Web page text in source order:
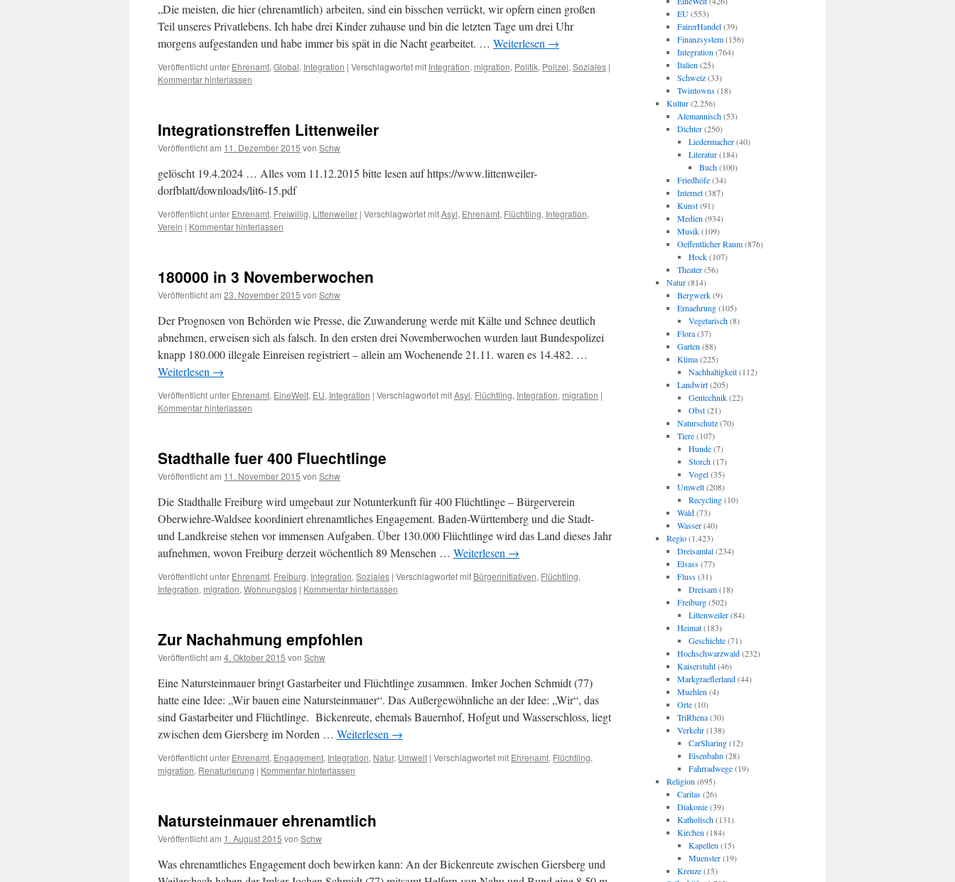
„Die meisten, die hier (ehrenamtlich) arbeiten, sind ein bisschen verrückt, wir opfern einen großen
Teil unseres Privatlebens. Ich habe drei Kinder zuhause und bin die letzten Tage um drei Uhr
morgens aufgestanden und habe immer bis spät in die Nacht gearbeitet. … Weiterlesen →
Veröffentlicht unter Ehrenamt, Global, Integration | Verschlagwortet mit Integration, migration, Politik, Polizei, Soziales |
Kommentar hinterlassen
Integrationstreffen Littenweiler
Veröffentlicht am 11. Dezember 2015 von Schw
gelöscht 19.4.2024 … Alles vom 11.12.2015 bitte lesen auf https://www.littenweiler-
dorfblatt/downloads/lit6-15.pdf
Veröffentlicht unter Ehrenamt, Freiwillig, Littenweiler | Verschlagwortet mitAsyl, Ehrenamt, Flüchtling, Integration,
Verein | Kommentar hinterlassen
180000 in 3 Novemberwochen
Veröffentlicht am 23. November 2015 von Schw
Der Prognosen von Behörden wie Presse, die Zuwanderung werde mit Kälte und Schnee deutlich
abnehmen, erweisen sich als falsch. In den ersten drei Novemberwochen wurden laut Bundespolizei
knapp 180.000 illegale Einreisen registriert – allein am Wochenende 21.11. waren es 14.482. …
Weiterlesen →
Veröffentlicht unter Ehrenamt, EineWelt, EU, Integration | Verschlagwortet mitAsyl, Flüchtling, Integration, migration |
Kommentar hinterlassen
Stadthalle fuer 400 Fluechtlinge
Veröffentlicht am 11. November 2015 von Schw
Die Stadthalle Freiburg wird umgebaut zur Notunterkunft für 400 Flüchtlinge – Bürgerverein
Oberwiehre-Waldsee koordiniert ehrenamtliches Engagement. Baden-Württemberg und die Stadt-
und Landkreise stehen vor immensen Aufgaben. Über 130.000 Flüchtlinge wird das Land dieses Jahr
aufnehmen, wovon Freiburg derzeit wöchentlich 89 Menschen … Weiterlesen →
Veröffentlicht unter Ehrenamt, Freiburg, Integration, Soziales | Verschlagwortet mit Bürgerinitiativen, Flüchtling,
Integration, migration, Wohnungslos | Kommentar hinterlassen
Zur Nachahmung empfohlen
Veröffentlicht am 4. Oktober 2015 von Schw
Eine Natursteinmauer bringt Gastarbeiter und Flüchtlinge zusammen. Imker Jochen Schmidt (77)
hatte eine Idee: „Wir bauen eine Natursteinmauer“. Das Außergewöhnliche an der Idee: „Wir“, das
sind Gastarbeiter und Flüchtlinge. Bickenreute, ehemals Bauernhof, Hofgut und Wasserschloss, liegt
zwischen dem Giersberg im Norden … Weiterlesen →
Veröffentlicht unter Ehrenamt, Engagement, Integration, Natur, Umwelt | Verschlagwortet mit Ehrenamt, Flüchtling,
migration, Renaturierung | Kommentar hinterlassen
Natursteinmauer ehrenamtlich
Veröffentlicht am 1. August 2015 von Schw
Was ehrenamtliches Engagement doch bewirken kann: An der Bickenreute zwischen Giersberg und
EU(553)
FairerHandel(39)
Finanzsystem(156)
Integration (764)
Italien (25)
Schweiz(33)
Twintowns(18)
Kultur(2.256)
Alemannisch(53)
Dichter(250)
Liedermacher(40)
Literatur(184)
Buch(100)
Friedhöfe(34)
Internet(387)
Kunst(91)
Medien (934)
Musik(109)
Oeffentlicher Raum(876)
Hock(107)
Theater(56)
Natur(814)
Bergwerk(9)
Ernaehrung(105)
Vegetarisch(8)
Flora(37)
Garten (88)
Klima(225)
Nachhaltigkeit(112)
Landwirt(205)
Gentechnik(22)
Obst(21)
Naturschutz(70)
Tiere(107)
Hunde(7)
Storch(17)
Vogel(35)
Umwelt(208)
Recycling(10)
Wald(73)
Wasser(40)
Regio(1.423)
Dreisamtal(234)
Elsass(77)
Fluss(31)
Dreisam(18)
Freiburg(502)
Littenweiler(84)
Heimat(183)
Geschichte(71)
Hochschwarzwald(232)
Kaiserstuhl(46)
Markgraeflerland(44)
Muehlen (4)
Orte(10)
TriRhena(30)
Verkehr(138)
CarSharing(12)
Eisenbahn (28)
Fahrradwege(19)
Religion (695)
Caritas(26)
Diakonie(39)
Katholisch(131)
Kirchen (184)
Kapellen (15)
Muenster(19)
Kreuze(15)